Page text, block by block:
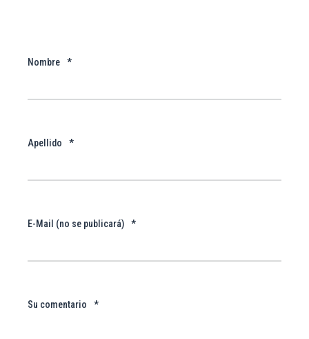
Nombre *
Apellido *
E-Mail (no se publicará) *
Su comentario *